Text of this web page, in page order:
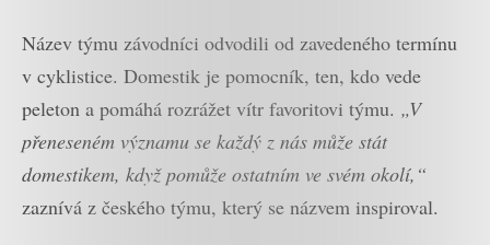
Název týmu závodníci odvodili od zavedeného termínu
v cyklistice. Domestik je pomocník, ten, kdo vede
peleton a pomáhá rozrážet vítr favoritovi týmu. „V
přeneseném významu se každý z nás může stát
domestikem, když pomůže ostatním ve svém okolí,“
zaznívá z českého týmu, který se názvem inspiroval.